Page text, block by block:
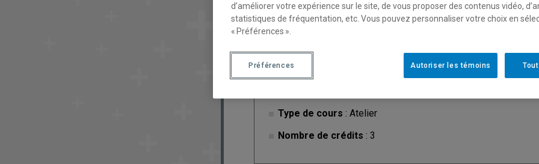
Description Horaire - Été 2026 Horaire
Type de cours : Atelier
Nombre de crédits : 3
d’améliorer votre expérience sur le site, de vous proposer des contenus vidéo,
statistiques de fréquentation, etc. Vous pouvez personnaliser votre choix en
« Préférences ».
Autoriser les témoins
Préférences